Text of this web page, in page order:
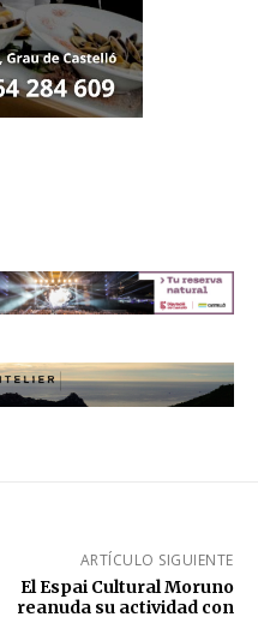
ARTÍCULO SIGUIENTE
El Espai Cultural Moruno
reanuda su actividad con